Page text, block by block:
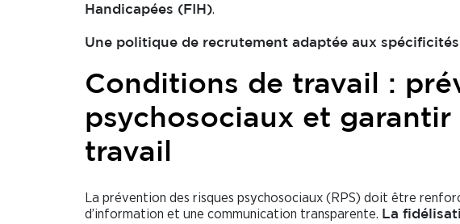
Handicapées (FIH).
Une politique de recrutement adaptée aux
Conditions de travail :
psychosociaux et
travail
La prévention des risques psychosociaux (RPS) doit être
d’information et une communication transparente. La